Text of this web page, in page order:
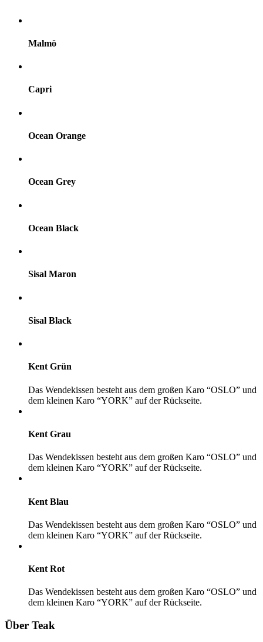
Malmö
Capri
Ocean Orange
Ocean Grey
Ocean Black
Sisal Maron
Sisal Black
Kent Grün
Das Wendekissen besteht aus dem großen Karo “OSLO” und
dem kleinen Karo “YORK” auf der Rückseite.
Kent Grau
Das Wendekissen besteht aus dem großen Karo “OSLO” und
dem kleinen Karo “YORK” auf der Rückseite.
Kent Blau
Das Wendekissen besteht aus dem großen Karo “OSLO” und
dem kleinen Karo “YORK” auf der Rückseite.
Kent Rot
Das Wendekissen besteht aus dem großen Karo “OSLO” und
dem kleinen Karo “YORK” auf der Rückseite.
Über Teak